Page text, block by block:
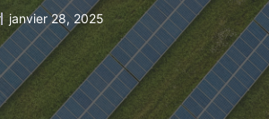
janvier 28, 2025